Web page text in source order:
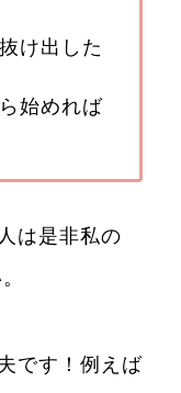
け出した
始めれば
は是非私の
です！例えば